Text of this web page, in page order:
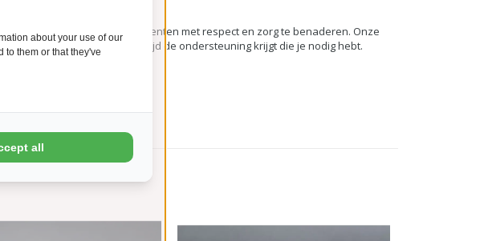
het is om deze momenten met respect en zorg te benaderen. Onze
service, zodat je altijd de ondersteuning krijgt die je nodig hebt.
about your use of our
to them or that they've
all